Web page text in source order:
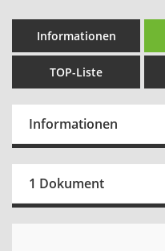
Informationen
TOP-Liste
Informationen
1 Dokument